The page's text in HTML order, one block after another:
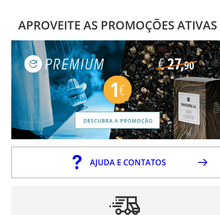
APROVEITE AS PROMOÇÕES ATIVAS
AJUDA E CONTATOS